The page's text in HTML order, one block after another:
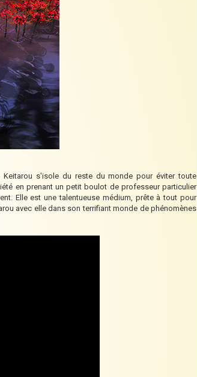
s'isole du reste du monde pour éviter toute
en prenant un petit boulot de professeur particulier
Elle est une talentueuse médium, prête à tout pour
avec elle dans son terrifiant monde de phénomènes